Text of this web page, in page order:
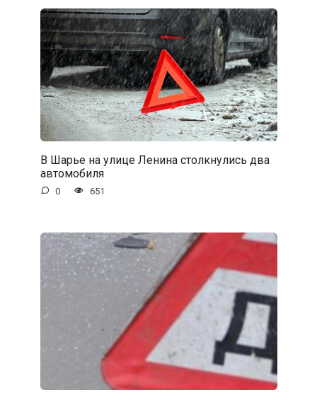
В Шарье на улице Ленина столкнулись два
автомобиля
0 651